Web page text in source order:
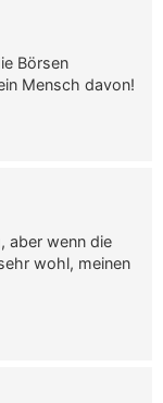
Börsen
Mensch davon!
aber wenn die
wohl, meinen